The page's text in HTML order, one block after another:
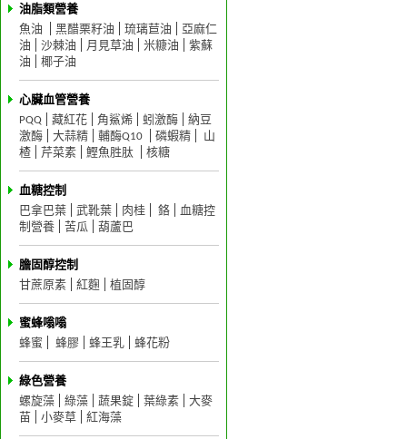
油脂類營養
魚油
黑醋栗籽油 琉璃苣油
亞麻仁
油
沙棘油 月見草油 米糠油
紫蘇
油
椰子油
心臟血管營養
PQQ
藏紅花 角鯊烯 蚓激酶
納豆
激酶
大蒜精 輔酶Q10 磷蝦精
山
楂
芹菜素 鰹魚胜肽 核糖
血糖控制
巴拿巴葉
武靴葉 肉桂 鉻
血糖控
制營養
苦瓜 葫蘆巴
膽固醇控制
甘蔗原素
紅麴 植固醇
蜜蜂嗡嗡
蜂蜜
蜂膠 蜂王乳 蜂花粉
綠色營養
螺旋藻
綠藻 蔬果錠 葉綠素
大麥
苗
小麥草 紅海藻